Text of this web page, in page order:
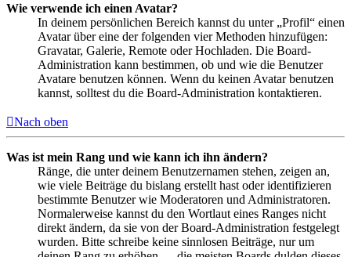
Wie verwende ich einen Avatar?
In deinem persönlichen Bereich kannst du unter „Profil“ einen
Avatar über eine der folgenden vier Methoden hinzufügen:
Gravatar, Galerie, Remote oder Hochladen. Die Board-
Administration kann bestimmen, ob und wie die Benutzer
Avatare benutzen können. Wenn du keinen Avatar benutzen
kannst, solltest du die Board-Administration kontaktieren.
Nach oben
Was ist mein Rang und wie kann ich ihn ändern?
Ränge, die unter deinem Benutzernamen stehen, zeigen an,
wie viele Beiträge du bislang erstellt hast oder identifizieren
bestimmte Benutzer wie Moderatoren und Administratoren.
Normalerweise kannst du den Wortlaut eines Ranges nicht
direkt ändern, da sie von der Board-Administration festgelegt
wurden. Bitte schreibe keine sinnlosen Beiträge, nur um